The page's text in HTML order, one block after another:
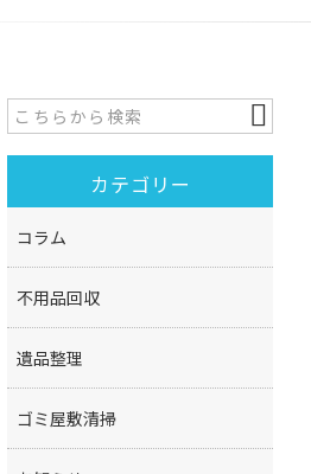
カテゴリー
コラム
不用品回収
遺品整理
ゴミ屋敷清掃